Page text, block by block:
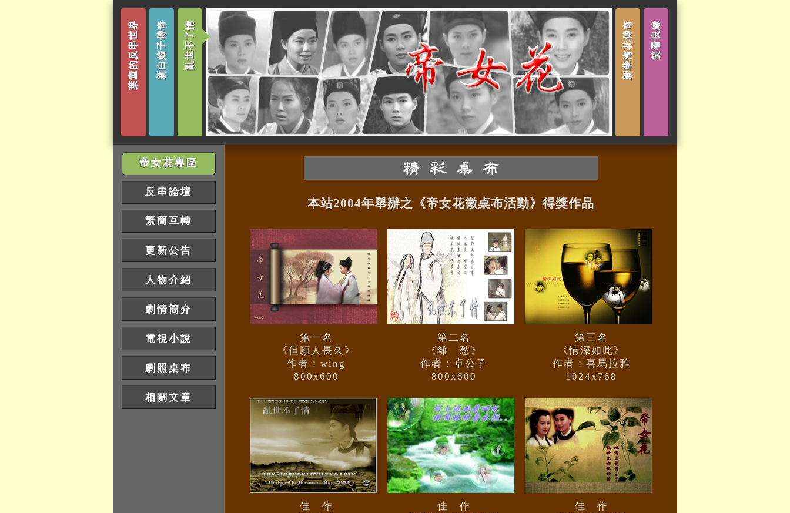
葉童的反串世界 新白娘子傳奇 亂世不了情 新孽海花傳奇 笑看良緣
帝女花專區
反串論壇
繁簡互轉
更新公告
人物介紹
劇情簡介
電視小說
劇照桌布
相關文章
本站2004年舉辦之《帝女花徵桌布活動》得獎作品
第一名
《但願人長久》
作者：wing
800x600
第二名
《離 愁》
作者：卓公子
800x600
第三名
《情深如此》
作者：喜馬拉雅
1024x768
佳 作
佳 作
佳 作